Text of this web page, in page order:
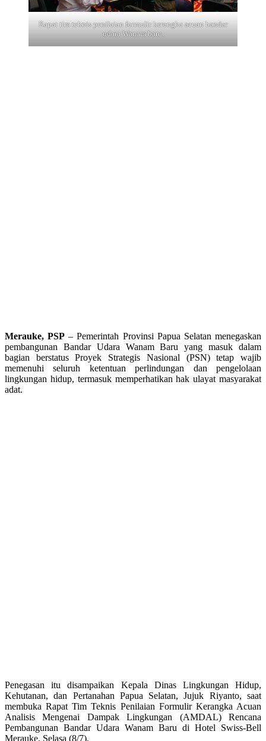
Rapat tim teknis penilaian formulir kerangka acuan bandar
udara Wanam baru.
Merauke, PSP – Pemerintah Provinsi Papua Selatan menegaskan
pembangunan Bandar Udara Wanam Baru yang masuk dalam
bagian berstatus Proyek Strategis Nasional (PSN) tetap wajib
memenuhi seluruh ketentuan perlindungan dan pengelolaan
lingkungan hidup, termasuk memperhatikan hak ulayat masyarakat
adat.
Penegasan itu disampaikan Kepala Dinas Lingkungan Hidup,
Kehutanan, dan Pertanahan Papua Selatan, Jujuk Riyanto, saat
membuka Rapat Tim Teknis Penilaian Formulir Kerangka Acuan
Analisis Mengenai Dampak Lingkungan (AMDAL) Rencana
Pembangunan Bandar Udara Wanam Baru di Hotel Swiss-Bell
Merauke, Selasa (8/7).